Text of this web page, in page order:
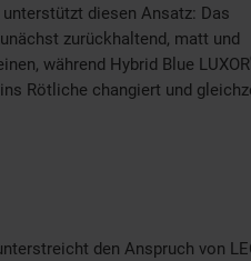
diesen Ansatz: Das
zurückhaltend, matt und
während Hybrid Blue LUXOR
Rötliche changiert und
den Anspruch von